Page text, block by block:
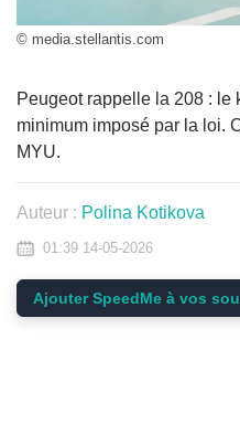
© media.stellantis.com
Peugeot rappelle la 208 : le
minimum imposé par la loi.
MYU.
Auteur : Polina Kotikova
01:39 14-05-2026
Ajouter SpeedMe à vos